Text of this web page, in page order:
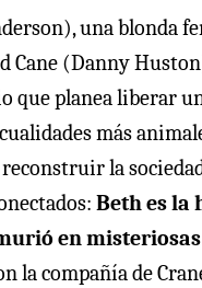
una blonda
Cane (Danny
planea liberar
más
la
Beth es la
en misteriosas
la compañía de